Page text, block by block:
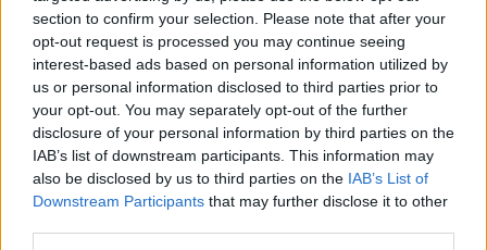
section to confirm your selection. Please note that after your
opt-out request is processed you may continue seeing
interest-based ads based on personal information utilized by
us or personal information disclosed to third parties prior to
your opt-out. You may separately opt-out of the further
disclosure of your personal information by third parties on the
IAB’s list of downstream participants. This information may
also be disclosed by us to third parties on the IAB’s List of
Downstream Participants that may further disclose it to other
Verkaufszahlen beeindruckend
Leaks zeigen Trophäen, aber
keine PS5-Platin-Trophäe
RELATED ARTICLES
.News
GTA 6 soll auf Netflix anders präsentiert werden als erwartet
10. August 2026